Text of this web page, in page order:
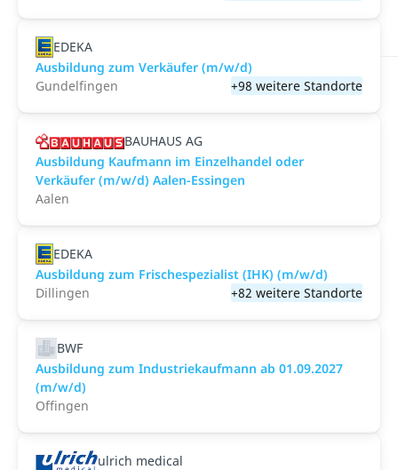
EDEKA
Ausbildung zum Verkäufer (m/w/d)
Gundelfingen
+98 weitere Standorte
BAUHAUS AG
Ausbildung Kaufmann im Einzelhandel oder
Verkäufer (m/w/d) Aalen-Essingen
Aalen
EDEKA
Ausbildung zum Frischespezialist (IHK) (m/w/d)
Dillingen
+82 weitere Standorte
BWF
Ausbildung zum Industriekaufmann ab 01.09.2027
(m/w/d)
Offingen
ulrich medical